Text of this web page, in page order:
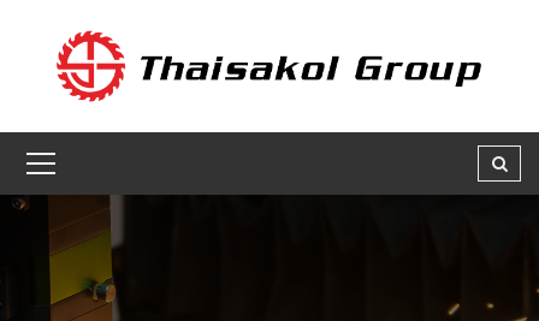
GET A QUOTE
ชื่อบริษัท :